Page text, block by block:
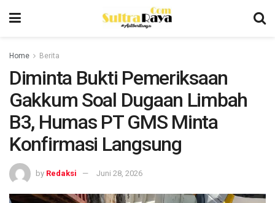
Home Berita
Diminta Bukti Pemeriksaan
Gakkum Soal Dugaan Limbah
B3, Humas PT GMS Minta
Konfirmasi Langsung
by Redaksi Juni 28, 2026